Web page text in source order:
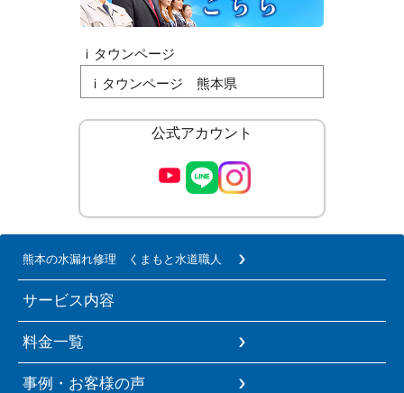
ｉタウンページ
ｉタウンページ 熊本県
公式アカウント
熊本の水漏れ修理 くまもと水道職人
サービス内容
料金一覧
事例・お客様の声